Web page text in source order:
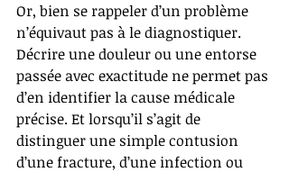
Or, bien se rappeler d’un problème
n’équivaut pas à le diagnostiquer.
Décrire une douleur ou une entorse
passée avec exactitude ne permet pas
d’en identifier la cause médicale
précise. Et lorsqu’il s’agit de
distinguer une simple contusion
d’une fracture, d’une infection ou